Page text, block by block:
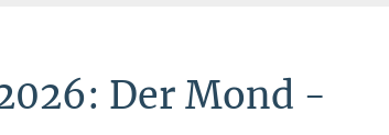
Der Mond -